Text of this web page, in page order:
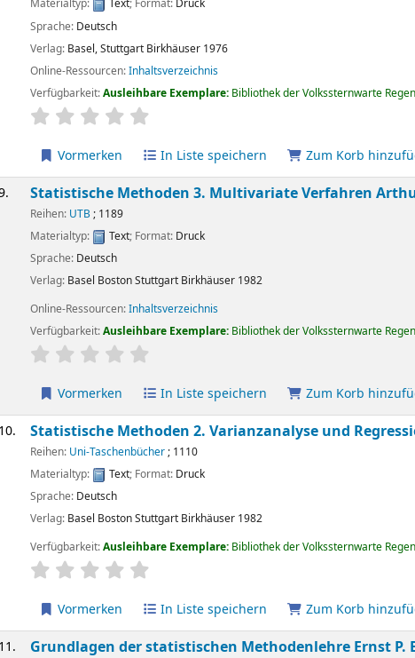
Materialtyp:
Text; Format: Druck
Sprache: Deutsch
Verlag: Basel, Stuttgart Birkhäuser 1976
Online-Ressourcen:Inhaltsverzeichnis
Verfügbarkeit:Ausleihbare Exemplare: Bibliothek der Volkssternwarte
Sternchenbewertung
Vormerken In Liste speichern Zum Korb
Statistische Methoden 3. Multivariate Verfahren
Reihen: UTB; 1189
Materialtyp:
Text; Format: Druck
Sprache: Deutsch
Verlag: Basel BostonStuttgart Birkhäuser 1982
Online-Ressourcen:Inhaltsverzeichnis
Verfügbarkeit:Ausleihbare Exemplare: Bibliothek der Volkssternwarte
Sternchenbewertung
Vormerken In Liste speichern Zum Korb
10. Statistische Methoden 2. Varianzanalyse und
Reihen: Uni-Taschenbücher; 1110
Materialtyp:
Text; Format: Druck
Sprache: Deutsch
Verlag: Basel BostonStuttgart Birkhäuser 1982
Verfügbarkeit:Ausleihbare Exemplare: Bibliothek der Volkssternwarte
Sternchenbewertung
Vormerken In Liste speichern Zum Korb
11. Grundlagen der statistischen Methodenlehre Ernst P.